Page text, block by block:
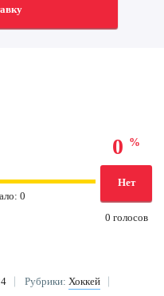
0
0 %
Нет
0 голосов
Рубрики: Хоккей